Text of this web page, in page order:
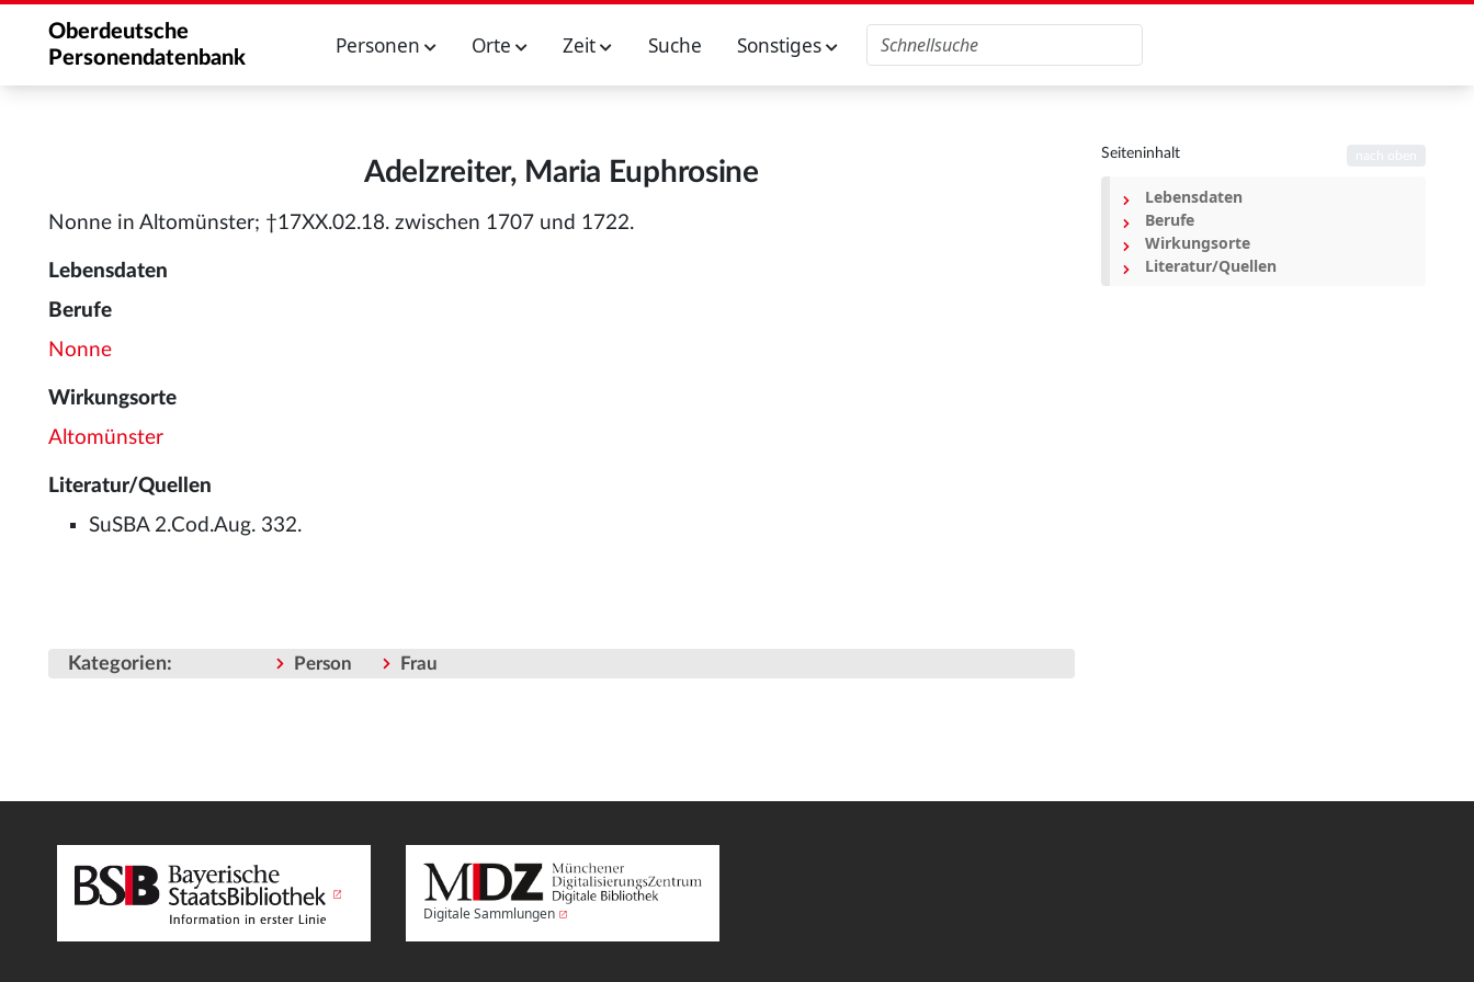
Oberdeutsche
Personendatenbank
Personen Orte Zeit Suche Sonstiges
Adelzreiter, Maria Euphrosine
Nonne in Altomünster; †17XX.02.18. zwischen 1707 und 1722.
Lebensdaten
Berufe
Nonne
Wirkungsorte
Altomünster
Literatur/Quellen
SuSBA 2.Cod.Aug. 332.
Kategorien: Person Frau
Seiteninhalt
Lebensdaten
Berufe
Wirkungsorte
Literatur/Quellen
Digitale Sammlungen